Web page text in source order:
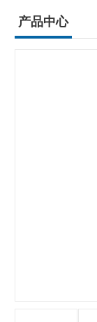
产品中心